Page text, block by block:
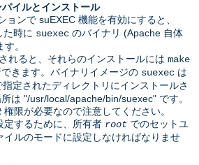
イルとインストール
ョンで suEXEC 機能を有効にすると、
時に suexec のバイナリ (Apache 自体
。
れると、それらのインストールには make
きます。バイナリイメージの suexec は
定されたディレクトリにインストールさ
は "/usr/local/apache/bin/suexec" です。
権限が必要なので注意してください。
するために、所有者 root でのセットユ
イルのモードに設定しなければなりませ